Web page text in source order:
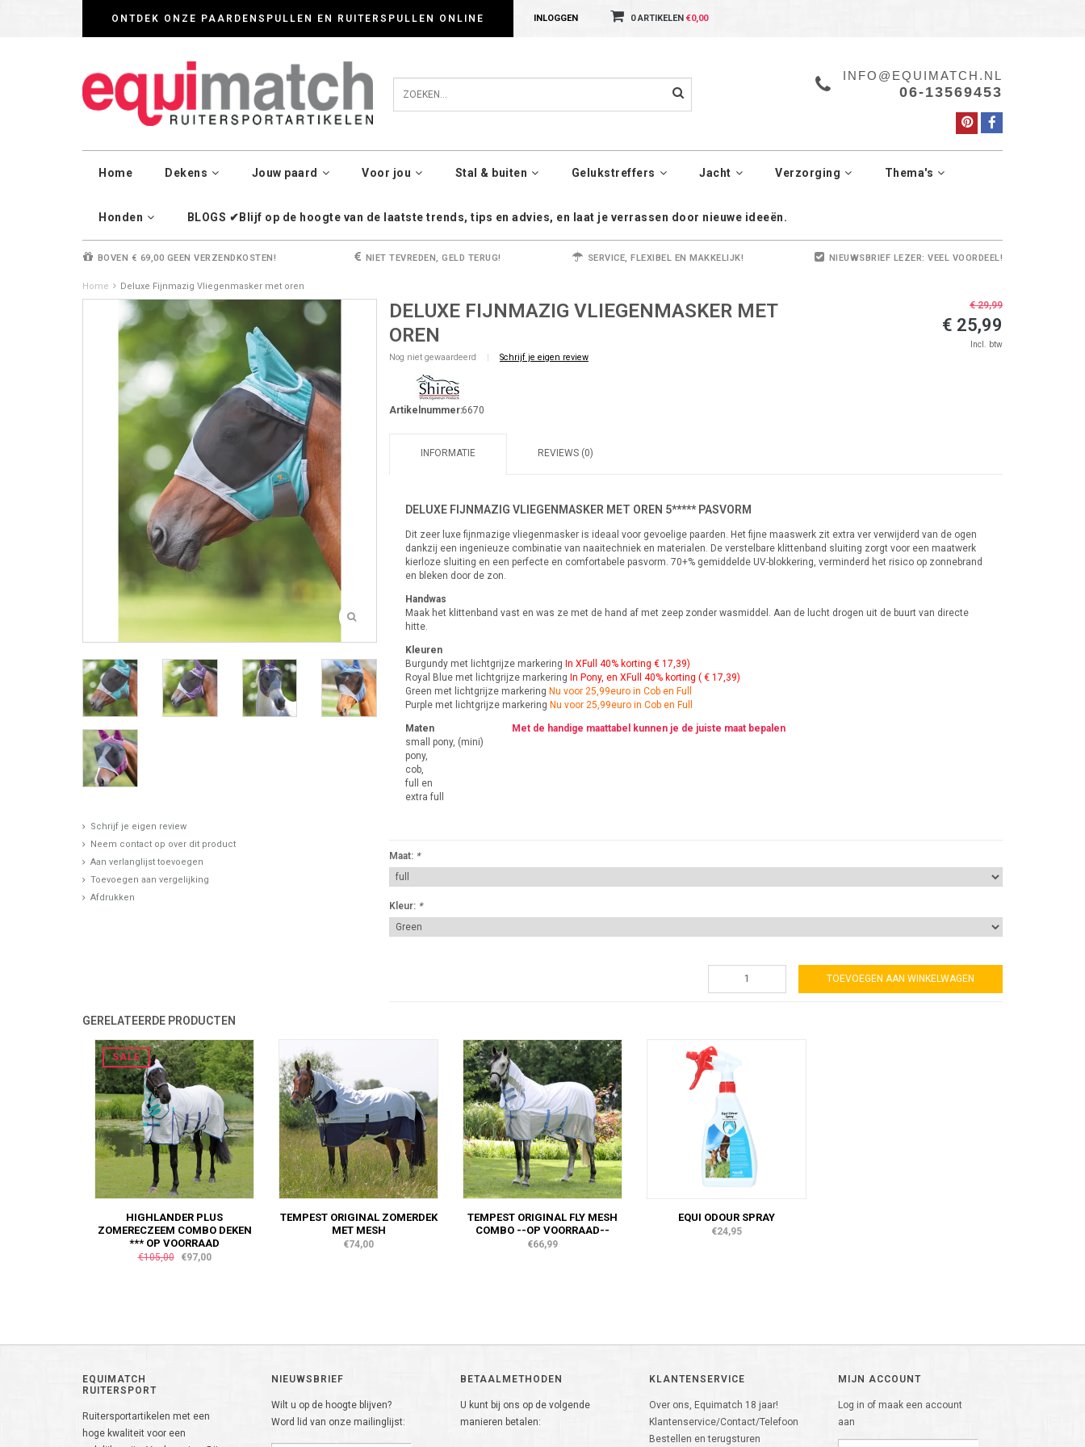
ONTDEK ONZE PAARDENSPULLEN EN RUITERSPULLEN ONLINE INLOGGEN 0 ARTIKELEN €0,00
INFO@EQUIMATCH.NL
06-13569453
Home Dekens Jouw paard Voor jou Stal & buiten Gelukstreffers Jacht Verzorging Thema's
Honden BLOGS ✔Blijf op de hoogte van de laatste trends, tips en advies, en laat je verrassen door nieuwe ideeën.
BOVEN € 69,00 GEEN VERZENDKOSTEN! NIET TEVREDEN, GELD TERUG! SERVICE, FLEXIBEL EN MAKKELIJK! NIEUWSBRIEF LEZER: VEEL VOORDEEL!
Home Deluxe Fijnmazig Vliegenmasker met oren
Schrijf je eigen review
Neem contact op over dit product
Aan verlanglijst toevoegen
Toevoegen aan vergelijking
Afdrukken
DELUXE FIJNMAZIG VLIEGENMASKER MET
OREN
Nog niet gewaardeerd | Schrijf je eigen review
€ 29,99
€ 25,99
Incl. btw
Artikelnummer:6670
INFORMATIE REVIEWS (0)
DELUXE FIJNMAZIG VLIEGENMASKER MET OREN 5***** PASVORM
Dit zeer luxe fijnmazige vliegenmasker is ideaal voor gevoelige paarden. Het fijne maaswerk zit extra ver verwijderd van de ogen
dankzij een ingenieuze combinatie van naaitechniek en materialen. De verstelbare klittenband sluiting zorgt voor een maatwerk
kierloze sluiting en een perfecte en comfortabele pasvorm. 70+% gemiddelde UV-blokkering, verminderd het risico op zonnebrand
en bleken door de zon.
Handwas
Maak het klittenband vast en was ze met de hand af met zeep zonder wasmiddel. Aan de lucht drogen uit de buurt van directe
hitte.
Kleuren
Burgundy met lichtgrijze markering In XFull 40% korting € 17,39)
Royal Blue met lichtgrijze markering In Pony, en XFull 40% korting ( € 17,39)
Green met lichtgrijze markering Nu voor 25,99euro in Cob en Full
Purple met lichtgrijze markering Nu voor 25,99euro in Cob en Full
Maten
Met de handige maattabel kunnen je de juiste maat bepalen
small pony, (mini)
pony,
cob,
full en
extra full
Maat: *
Kleur: *
TOEVOEGEN AAN WINKELWAGEN
GERELATEERDE PRODUCTEN
SALE
HIGHLANDER PLUS
ZOMERECZEEM COMBO DEKEN
*** OP VOORRAAD
€105,00 €97,00
TEMPEST ORIGINAL ZOMERDEK
MET MESH
€74,00
TEMPEST ORIGINAL FLY MESH
COMBO --OP VOORRAAD--
€66,99
EQUI ODOUR SPRAY
€24,95
EQUIMATCH
RUITERSPORT
Ruitersportartikelen met een
hoge kwaliteit voor een
NIEUWSBRIEF
Wilt u op de hoogte blijven?
Word lid van onze mailinglijst:
BETAALMETHODEN
U kunt bij ons op de volgende
manieren betalen:
KLANTENSERVICE
Over ons, Equimatch 18 jaar!
Klantenservice/Contact/Telefoon
Bestellen en terugsturen
MIJN ACCOUNT
Log in of maak een account
aan
Wij werken zorgvuldig met cookies. Kijk gerust voor meer informatie op onze Privacy Policy pagina.